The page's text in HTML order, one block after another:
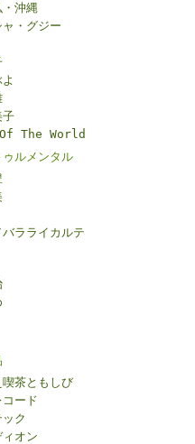
・沖縄
・グジー
子
Of The World
ゥルメンタル
ラライカルテ
喫茶ともしび
ード
ク
オン